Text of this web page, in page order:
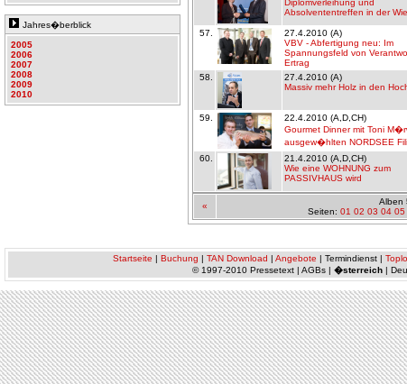
Jahres�berblick
2005
2006
2007
2008
2009
2010
Diplomverleihung und
Absolvententreffen in der
57.
27.4.2010 (A)
VBV - Abfertigung neu: Im
Spannungsfeld von
Ertrag
58.
27.4.2010 (A)
Massiv mehr Holz in den
59.
22.4.2010 (A,D,CH)
Gourmet Dinner mit Toni
ausgew�hlten NORDSEE
60.
21.4.2010 (A,D,CH)
Wie eine WOHNUNG zum
PASSIVHAUS wird
« Alben
Seiten: 01 02 03 04 05
Startseite | Buchung | TAN Download | Angebote | Termindienst |
© 1997-2010 Pressetext | AGBs | �sterreich|